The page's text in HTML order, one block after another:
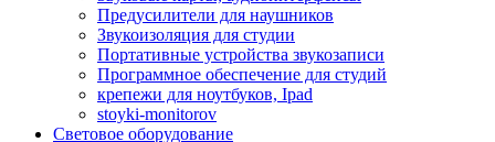
Предусилители для наушников
Звукоизоляция для студии
Портативные устройства звукозаписи
Программное обеспечение для студий
крепежи для ноутбуков, Ipad
stoyki-monitorov
Световое оборудование